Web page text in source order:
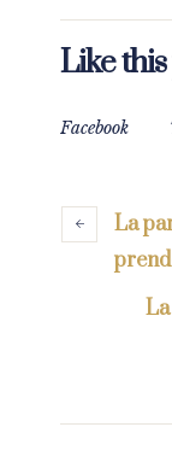
Like
Facebook
La